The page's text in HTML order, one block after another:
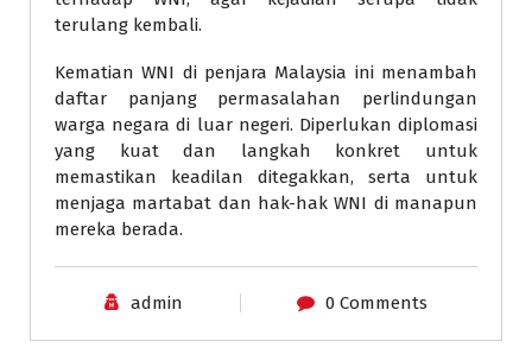
terulang kembali.
Kematian WNI di penjara Malaysia ini menambah
daftar panjang permasalahan perlindungan
warga negara di luar negeri. Diperlukan diplomasi
yang kuat dan langkah konkret untuk
memastikan keadilan ditegakkan, serta untuk
menjaga martabat dan hak-hak WNI di manapun
mereka berada.
admin 0 Comments